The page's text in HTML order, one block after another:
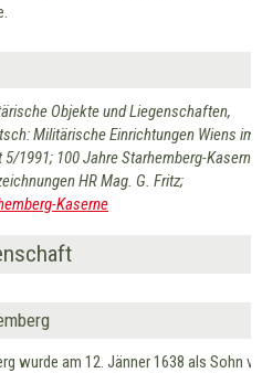
Objekte und Liegenschaften,
Militärische Einrichtungen Wiens im
1991; 100 Jahre Starhemberg-
HR Mag. G. Fritz;
Kaserne
wurde am 12. Jänner 1638 als Sohn